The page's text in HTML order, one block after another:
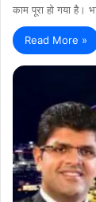
काम पूरा हो गया है।
Read More »